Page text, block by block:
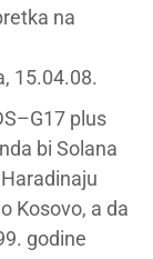
na
15.04.08.
plus
bi Solana
Kosovo, a da
godine